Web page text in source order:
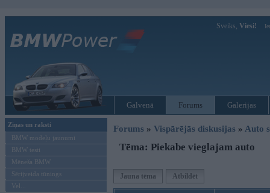
Sveiks, Viesi!
Galvenā Forums Galerijas
Ziņas un raksti
BMW modeļu jaunumi
BMW testi
Mēneša BMW
Sērijveida tūnings
Vel...
Forums » Vispārējās diskusijas » Auto
Tēma: Piekabe vieglajam auto
Jauna tēma Atbildēt